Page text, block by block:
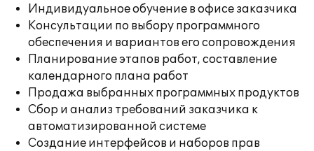
Индивидуальное обучение в офисе заказчика
Консультации по выбору программного
обеспечения и вариантов его сопровождения
Планирование этапов работ, составление
календарного плана работ
Продажа выбранных программных продуктов
Сбор и анализ требований заказчика к
автоматизированной системе
Создание интерфейсов и наборов прав